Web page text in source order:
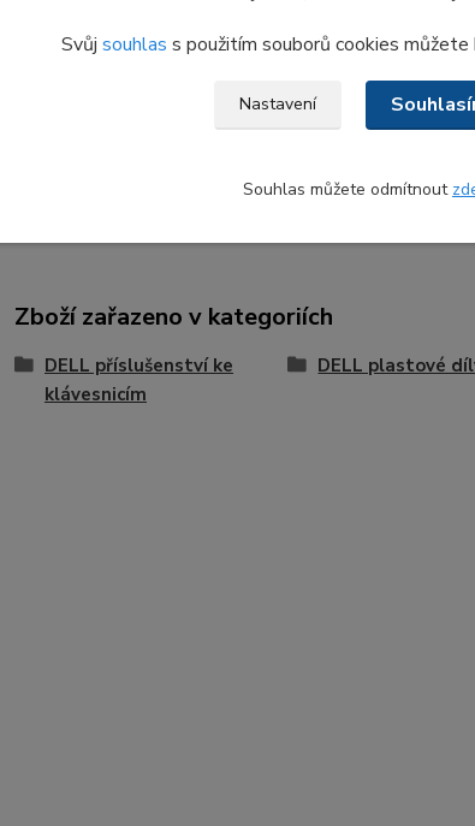
Dell Part number (DP/N):
Zboží zařazeno v kategoriích
DELL příslušenství ke
klávesnicím
DELL plastové
Svůj souhlas s použitím souborů cookies
Nastavení
Souhlas můžete odmítnout